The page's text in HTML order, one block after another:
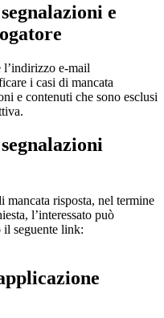
e
e-mail
i casi di mancata
e contenuti che sono esclusi
mancata risposta, nel termine
l’interessato può
il seguente link: